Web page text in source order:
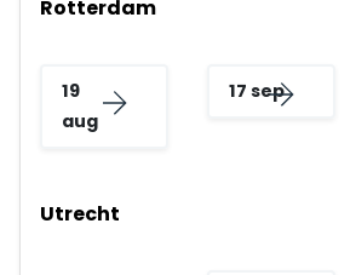
Rotterdam
19
aug
17 sep
Utrecht